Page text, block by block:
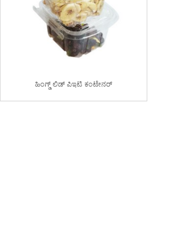
ಹಿಂಗ್ಡ್ ಲಿಡ್ ಪಿಇಟಿ ಕಂಟೇನರ್